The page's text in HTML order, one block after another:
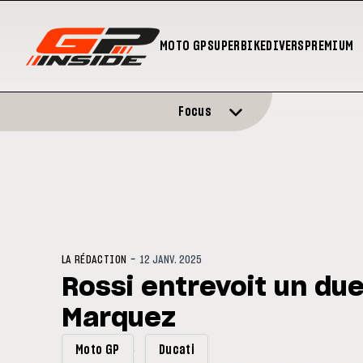
MOTO GPSUPERBIKEDIVERS PREMIUM
Focus
LA RÉDACTION - 12 JANV. 2025
Rossi entrevoit un
Marquez
Moto GP Ducati